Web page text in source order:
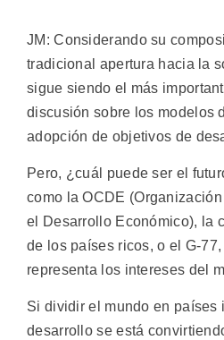
JM: Considerando su
tradicional apertura hacia la
sigue siendo el más
discusión sobre los modelos
adopción de objetivos de
Pero, ¿cuál puede ser el
como la OCDE
el Desarrollo Económico), la
de los países ricos, o el G-
representa los intereses del
Si dividir el mundo en países
desarrollo se está